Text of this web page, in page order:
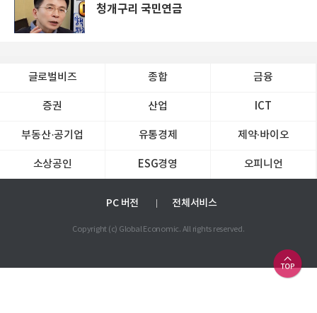
청개구리 국민연금
글로벌비즈 종합 금융
증권 산업 ICT
부동산·공기업 유통경제 제약∙바이오
소상공인 ESG경영 오피니언
PC 버전 전체서비스
Copyright (c) Global Economic. All rights reserved.